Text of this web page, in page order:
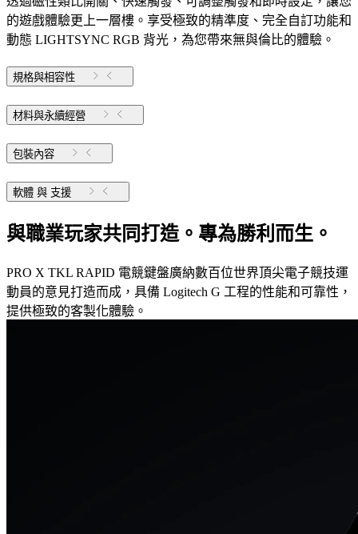
的遊戲體驗更上一層樓。享受極致的精準度、完全自訂功能和
動態 LIGHTSYNC RGB 背光，為您帶來無與倫比的體驗。
規格與相容性
材料與永續經營
包裝內容
軟體 與 支援
與職業玩家共同打造。專為勝利而生。
PRO X TKL RAPID 電競鍵盤廣納數百位世界頂尖電子競技運
動員的意見打造而成，具備 Logitech G 工程的性能和可靠性，
提供極致的客製化體驗。